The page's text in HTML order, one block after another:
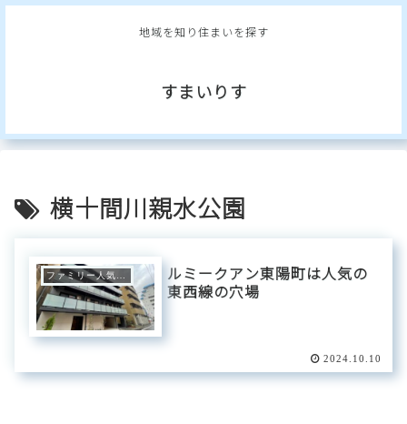
地域を知り住まいを探す
すまいりす
横十間川親水公園
ルミークアン東陽町は人気の
東西線の穴場
2024.10.10